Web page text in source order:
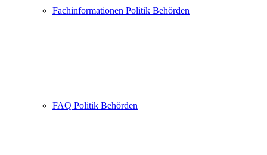
Fachinformationen Politik Behörden
FAQ Politik Behörden